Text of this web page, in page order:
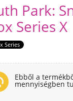
Park:
Series X
Series
Ebből a
mennyiségben